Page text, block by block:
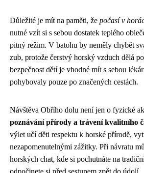
Důležité je mít na paměti, že počasí v
nutné vzít si s sebou dostatek teplého
pitný režim. V batohu by neměly chybět
zub, protože čerstvý horský vzduch dělá
bezpečnost dětí je vhodné mít s sebou
pohybovaly pouze po značených cestách.
Návštěva Obřího dolu není jen o fyzické
poznávání přírody a trávení kvalitního
výlet učí děti respektu k horské přírodě,
nezapomenutelnými zážitky. Při návratu
horských chat, kde si pochutnáte na
odpočinete si před sestupem zpět do údolí.